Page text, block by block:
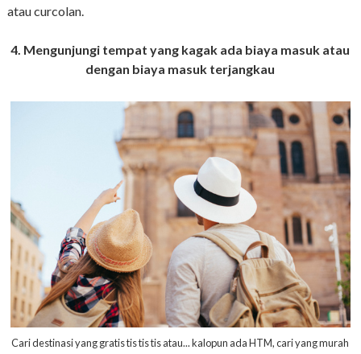
atau curcolan.
4. Mengunjungi tempat yang kagak ada biaya masuk atau
dengan biaya masuk terjangkau
Cari destinasi yang gratis tis tis tis atau... kalopun ada HTM, cari yang murah